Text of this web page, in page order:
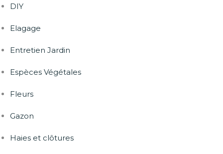
DIY
Elagage
Entretien Jardin
Espèces Végétales
Fleurs
Gazon
Haies et clôtures